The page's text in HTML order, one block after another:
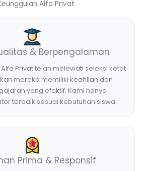
& Berpengalaman
Privat telah melewati seleksi ketat
mereka memiliki keahlian dan
yang efektif. Kami hanya
terbaik sesuai kebutuhan siswa.
Prima & Responsif